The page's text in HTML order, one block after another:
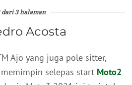
dari 3 halaman
Acosta
Ajo yang juga pole sitter,
selepas start Moto2